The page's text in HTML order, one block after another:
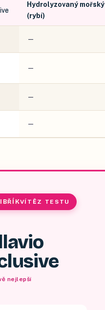
Hydrolyzovaný mořský
(rybí)
—
—
—
—
VÍTĚZ TESTU
nejlepší